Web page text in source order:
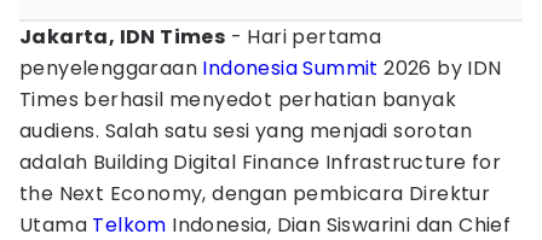
Jakarta, IDN Times - Hari pertama
penyelenggaraan Indonesia Summit 2026 by IDN
Times berhasil menyedot perhatian banyak
audiens. Salah satu sesi yang menjadi sorotan
adalah Building Digital Finance Infrastructure for
the Next Economy, dengan pembicara Direktur
Utama Telkom Indonesia, Dian Siswarini dan Chief